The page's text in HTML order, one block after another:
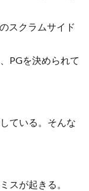
スクラムサイド
PGを決められて
ている。そんな
スが起きる。